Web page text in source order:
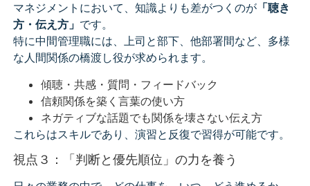
マネジメントにおいて、知識よりも差がつくのが「聴き
方・伝え方」 です。
特に中間管理職には、上司と部下、他部署間など、多様
な人間関係の橋渡し役が求められます。
傾聴・共感・質問・フィードバック
信頼関係を築く言葉の使い方
ネガティブな話題でも関係を壊さない伝え方
これらはスキルであり、演習と反復で習得が可能です。
視点３：「判断と優先順位」の力を養う